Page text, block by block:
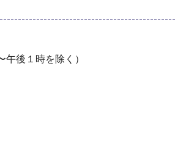
後１時を除く）